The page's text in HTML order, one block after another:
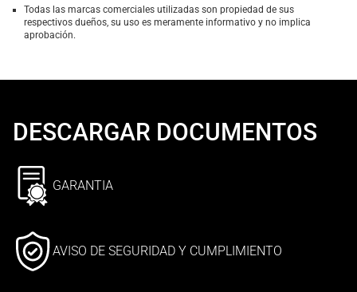
Todas las marcas comerciales utilizadas son propiedad de sus
respectivos dueños, su uso es meramente informativo y no implica
aprobación.
DESCARGAR DOCUMENTOS
GARANTIA
AVISO DE SEGURIDAD Y CUMPLIMIENTO